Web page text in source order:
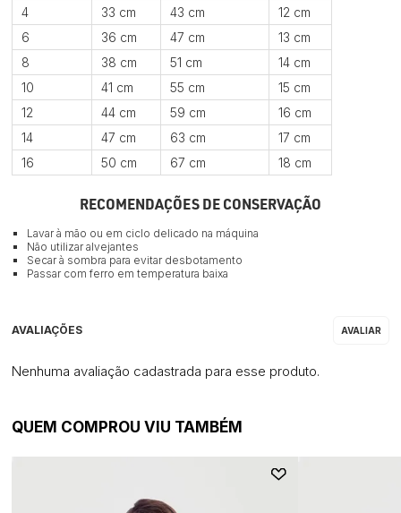
4
33 cm 43 cm
12 cm
6
36 cm 47 cm
13 cm
8
38 cm 51 cm
14 cm
10
41 cm 55 cm
15 cm
12
44 cm 59 cm
16 cm
14
47 cm 63 cm
17 cm
16
50 cm 67 cm 18 cm
RECOMENDAÇÕES DE CONSERVAÇÃO
Lavar à mão ou em ciclo delicado na máquina
Não utilizar alvejantes
Secar à sombra para evitar desbotamento
Passar com ferro em temperatura baixa
Nenhuma avaliação cadastrada para esse produto.
QUEM COMPROU VIU TAMBÉM